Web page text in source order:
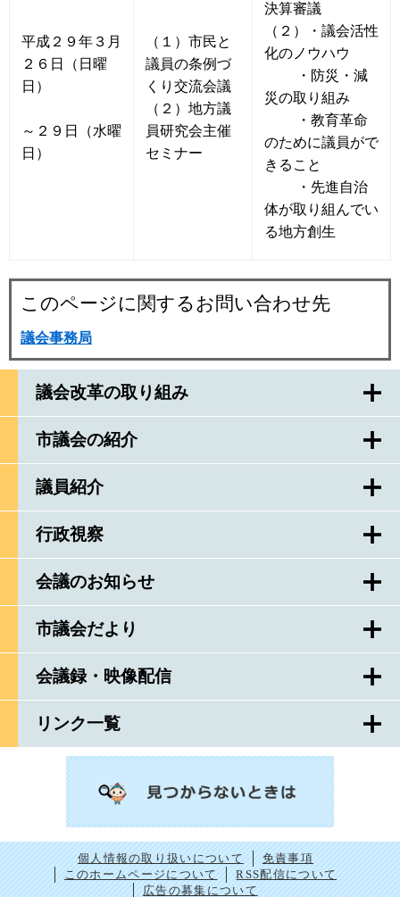
議会改革の取り組み
市議会の紹介
議員紹介
行政視察
会議のお知らせ
市議会だより
会議録・映像配信
リンク一覧
平成２９年３月
２６日（日曜
日）
～２９日（水曜
日）
（１）市民と
議員の条例づ
くり交流会議
（２）地方議
員研究会主催
セミナー
決算審議
（２）・議会活性
化のノウハウ
・防災・減
災の取り組み
・教育革命
のために議員がで
きること
・先進自治
体が取り組んでい
る地方創生
このページに関するお問い合わせ先
議会事務局
個人情報の取り扱いについて
免責事項
このホームページについて
RSS配信について
広告の募集について